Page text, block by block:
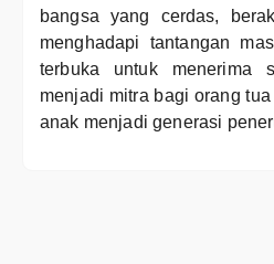
bangsa yang cerdas,
menghadapi tantangan
terbuka untuk menerima
menjadi mitra bagi orang
anak menjadi generasi